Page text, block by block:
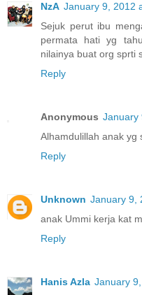
NzA January 9, 2012
Sejuk perut ibu
permata hati yg
nilainya buat org sprti
Reply
Anonymous January
Alhamdulillah anak yg
Reply
Unknown January 9,
anak Ummi kerja kat
Reply
Hanis Azla January